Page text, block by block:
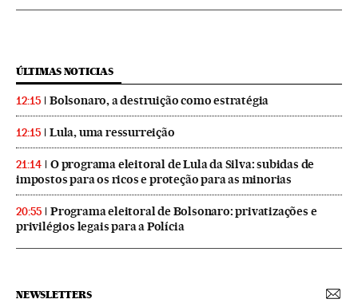
ÚLTIMAS NOTICIAS
12:15 Bolsonaro, a destruição como estratégia
12:15 Lula, uma ressurreição
21:14
O programa eleitoral de Lula da Silva: subidas de
impostos para os ricos e proteção para as minorias
20:55
Programa eleitoral de Bolsonaro: privatizações e
privilégios legais para a Polícia
NEWSLETTERS